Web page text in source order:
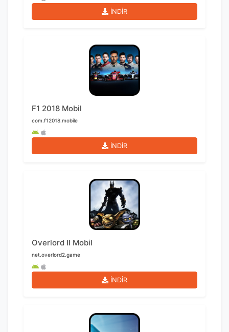
İNDİR
F1 2018 Mobil
com.f12018.mobile
İNDİR
Overlord II Mobil
net.overlord2.game
İNDİR